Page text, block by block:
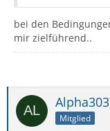
bei den
mir zielführend..
Alpha303
Mitglied